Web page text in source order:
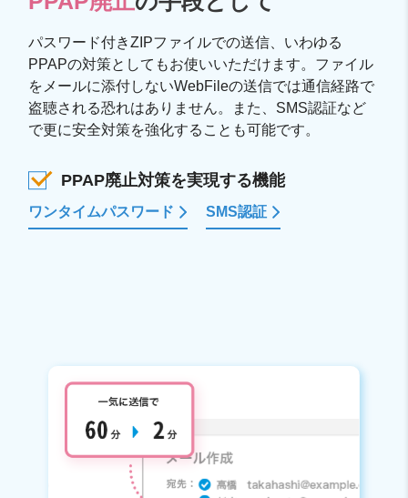
パスワード付きZIPファイルでの送信、いわゆる
PPAPの対策としてもお使いいただけます。ファイル
をメールに添付しないWebFileの送信では通信経路で
盗聴される恐れはありません。また、SMS認証など
で更に安全対策を強化することも可能です。
PPAP廃止対策を実現する機能
ワンタイムパスワード SMS認証